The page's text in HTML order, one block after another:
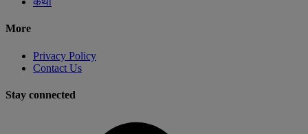
More
Privacy Policy
Contact Us
Stay connected